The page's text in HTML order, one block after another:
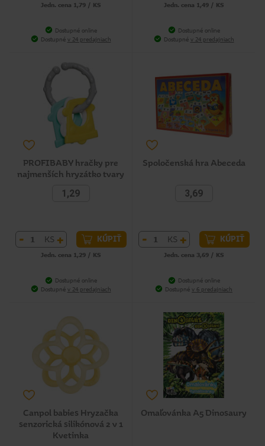
Jedn. cena 1,79 / KS
Dostupné online
Dostupné v 24 predajniach
Jedn. cena 1,49 / KS
Dostupné online
Dostupné v 24 predajniach
PROFIBABY hračky pre
najmenších hryzátko tvary
1,29
- KS + KÚPIŤ
Jedn. cena 1,29 / KS
Dostupné online
Dostupné v 24 predajniach
Spoločenská hra Abeceda
3,69
- KS + KÚPIŤ
Jedn. cena 3,69 / KS
Dostupné online
Dostupné v 6 predajniach
Canpol babies Hryzačka
senzorická silikónová 2 v 1
Kvetinka
Omaľovánka A5 Dinosaury